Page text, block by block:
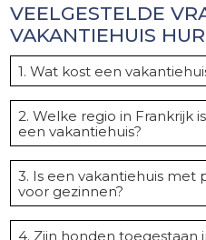
VEELGESTELDE
VAKANTIEHUIS
1. Wat kost een
De prijs van een
de regio, het seizoen en
Frankrijk liggen de prijzen
hoogseizoen, vooral voor
2. Welke regio in Frankrijk
een vakantiehuis?
Populaire regio’s zijn
Lot-et-Garonne. De
houdt van natuur en
rustiger en authentieker is.
3. Is een vakantiehuis met
voor gezinnen?
Ja, veel gezinnen kiezen
privé zwembad vanwege
4. Zijn honden toegestaan